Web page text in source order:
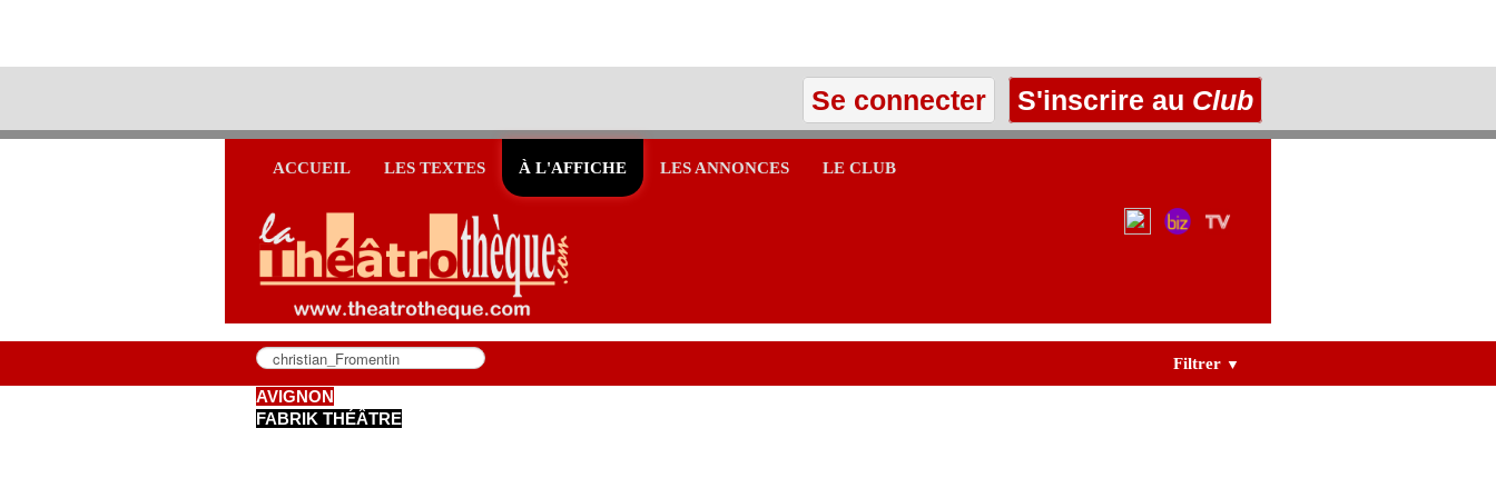
Se connecter S'inscrire au Club
ACCUEIL LES TEXTES À L'AFFICHE LES ANNONCES LE CLUB
Filtrer ▼
AVIGNON
FABRIK THÉÂTRE